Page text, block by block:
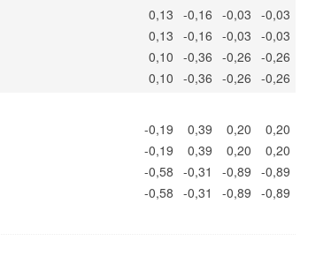
0,13 -0,16 -0,03 -0,03
0,13 -0,16 -0,03 -0,03
0,10 -0,36 -0,26 -0,26
0,10 -0,36 -0,26 -0,26
-0,19 0,39 0,20
0,20
-0,19 0,39 0,20
0,20
-0,58 -0,31 -0,89 -0,89
-0,58 -0,31 -0,89 -0,89